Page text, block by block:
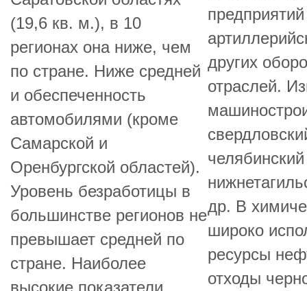
(19,6 кв. м.), в 10
регионах она ниже, чем
по стране. Ниже средней
и обеспеченность
автомобилями (кроме
Самарской и
Оренбургской областей).
Уровень безработицы в
большинстве регионов не
превышает средней по
стране. Наиболее
других
отраслей.
др. В
широко
ресурсы
отходы